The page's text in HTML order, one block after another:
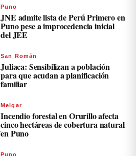
Puno
JNE admite lista de Perú Primero en
Puno pese a improcedencia inicial
del JEE
San Román
Juliaca: Sensibilizan a población
para que acudan a planificación
familiar
Melgar
Incendio forestal en Orurillo afecta
cinco hectáreas de cobertura natural
en Puno
Puno